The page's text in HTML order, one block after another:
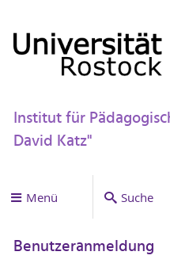
Institut für
David Katz"
Menü Suche
Benutzeranmeldung